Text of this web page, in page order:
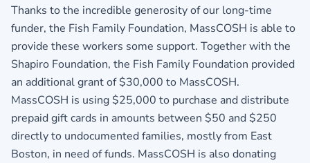
Thanks to the incredible generosity of our long-time
funder, the Fish Family Foundation, MassCOSH is able to
provide these workers some support. Together with the
Shapiro Foundation, the Fish Family Foundation provided
an additional grant of $30,000 to MassCOSH.
MassCOSH is using $25,000 to purchase and distribute
prepaid gift cards in amounts between $50 and $250
directly to undocumented families, mostly from East
Boston, in need of funds. MassCOSH is also donating